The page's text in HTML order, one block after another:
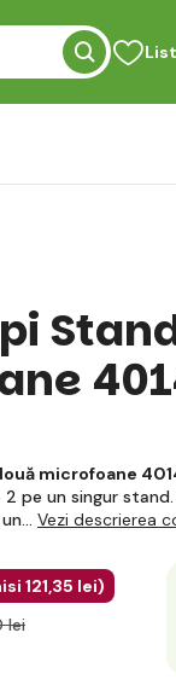
microfoane
pe un singur
Vezi descrierea
121,35 lei)
lei